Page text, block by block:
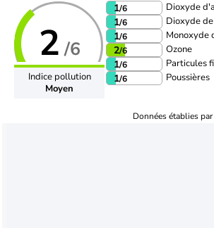
2 /6
Indice pollution
Moyen
1/6 Dioxyde
1/6 Dioxyde
1/6 Monoxyde
2/6 Ozone
1/6 Particules
1/6 Poussières
Données établies par